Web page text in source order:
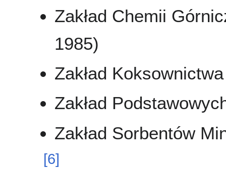
Zakład Chemii
1985)
Zakład
Zakład
Zakład Sorbentów
[6]